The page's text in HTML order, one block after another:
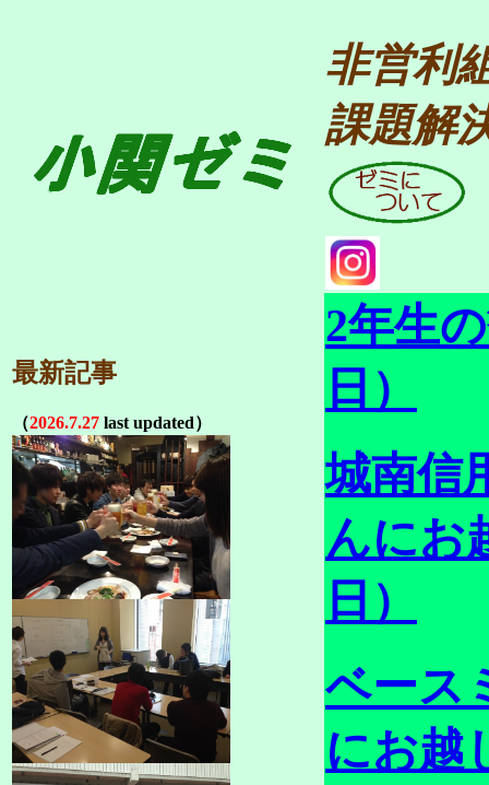
非営利
課題解
最新記事
（2026.7.27 last updated）
2年生
日）
城南信
んにお
日）
ベース
にお越